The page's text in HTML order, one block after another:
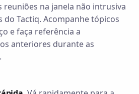
reuniões na janela não intrusiva
do Tactiq. Acompanhe tópicos
e faça referência a
anteriores durante as